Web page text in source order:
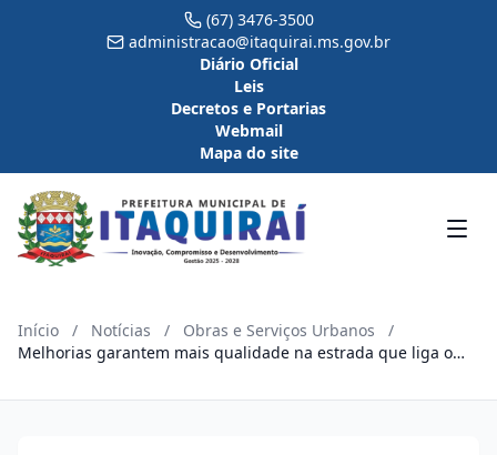
(67) 3476-3500
administracao@itaquirai.ms.gov.br
Diário Oficial
Leis
Decretos e Portarias
Webmail
Mapa do site
Início / Notícias / Obras e Serviços Urbanos
/
Melhorias garantem mais qualidade na estrada que liga o